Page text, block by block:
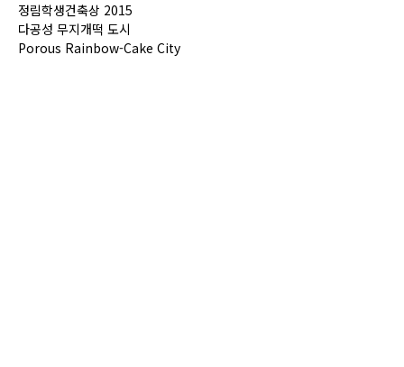
정림학생건축상 2015
다공성 무지개떡 도시
Porous Rainbow-Cake City